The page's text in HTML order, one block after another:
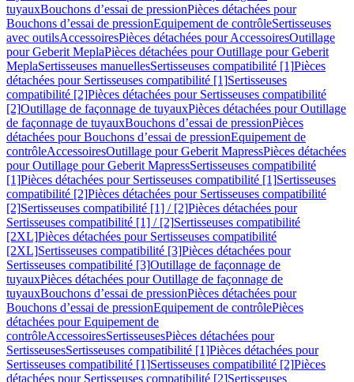
tuyauxBouchons d’essai de pressionPièces détachées pour
Bouchons d’essai de pressionEquipement de contrôleSertisseuses
avec outilsAccessoiresPièces détachées pour AccessoiresOutillage
pour Geberit MeplaPièces détachées pour Outillage pour Geberit
MeplaSertisseuses manuellesSertisseuses compatibilité [1]Pièces
détachées pour Sertisseuses compatibilité [1]Sertisseuses
compatibilité [2]Pièces détachées pour Sertisseuses compatibilité
[2]Outillage de façonnage de tuyauxPièces détachées pour Outillage
de façonnage de tuyauxBouchons d’essai de pressionPièces
détachées pour Bouchons d’essai de pressionEquipement de
contrôleAccessoiresOutillage pour Geberit MapressPièces détachées
pour Outillage pour Geberit MapressSertisseuses compatibilité
[1]Pièces détachées pour Sertisseuses compatibilité [1]Sertisseuses
compatibilité [2]Pièces détachées pour Sertisseuses compatibilité
[2]Sertisseuses compatibilité [1] / [2]Pièces détachées pour
Sertisseuses compatibilité [1] / [2]Sertisseuses compatibilité
[2XL]Pièces détachées pour Sertisseuses compatibilité
[2XL]Sertisseuses compatibilité [3]Pièces détachées pour
Sertisseuses compatibilité [3]Outillage de façonnage de
tuyauxPièces détachées pour Outillage de façonnage de
tuyauxBouchons d’essai de pressionPièces détachées pour
Bouchons d’essai de pressionEquipement de contrôlePièces
détachées pour Equipement de
contrôleAccessoiresSertisseusesPièces détachées pour
SertisseusesSertisseuses compatibilité [1]Pièces détachées pour
Sertisseuses compatibilité [1]Sertisseuses compatibilité [2]Pièces
détachées pour Sertisseuses compatibilité [2]Sertisseuses